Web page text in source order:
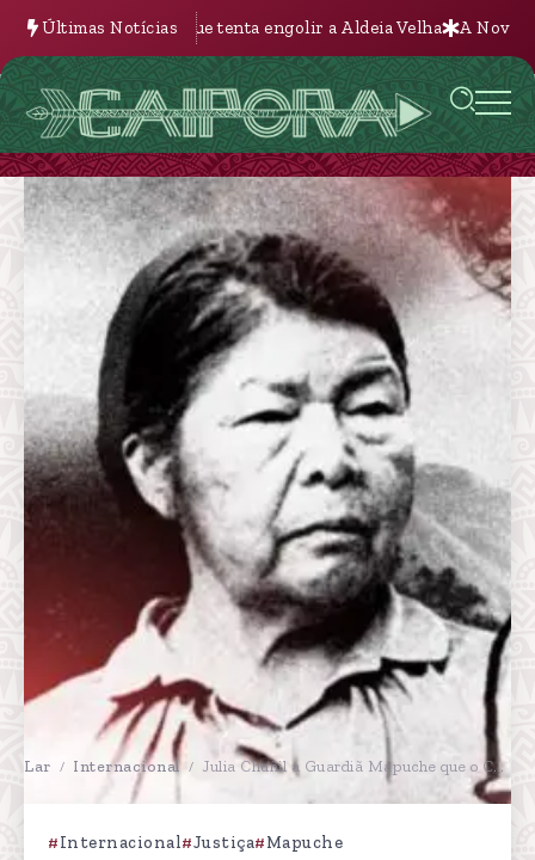
Últimas Notícias
que tenta engolir a Aldeia Velha A Nova Batalha pela
Lar / Internacional / Julia Chuñil a Guardiã Mapuche que o Chile Deixou Morrer
Internacional Justiça Mapuche